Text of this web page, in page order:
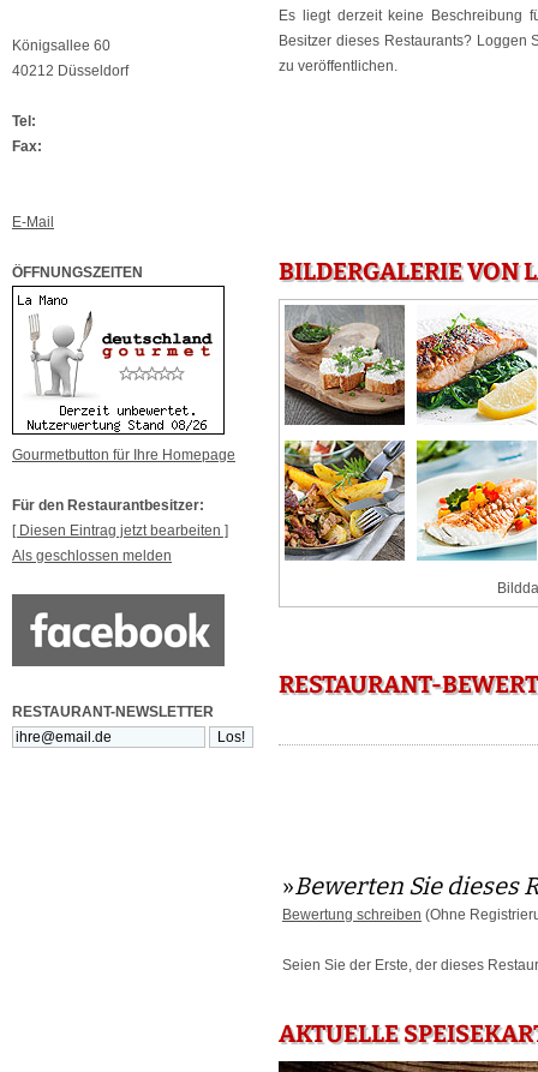
Königsallee 60
40212 Düsseldorf
Tel:
Fax:
E-Mail
ÖFFNUNGSZEITEN
Gourmetbutton für Ihre Homepage
Für den Restaurantbesitzer:
[ Diesen Eintrag jetzt bearbeiten ]
Als geschlossen melden
RESTAURANT-NEWSLETTER
Es liegt derzeit keine Beschreibung
Besitzer dieses Restaurants? Loggen
zu veröffentlichen.
BILDERGALERIE VON
RESTAURANT-
»Bewerten Sie dieses
Bewertung schreiben (Ohne
Seien Sie der Erste, der dieses
AKTUELLE